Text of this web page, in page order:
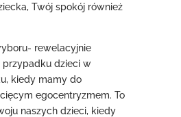
Twój spokój również
rewelacyjnie
dzieci w
kiedy mamy do
egocentryzmem. To
naszych dzieci, kiedy